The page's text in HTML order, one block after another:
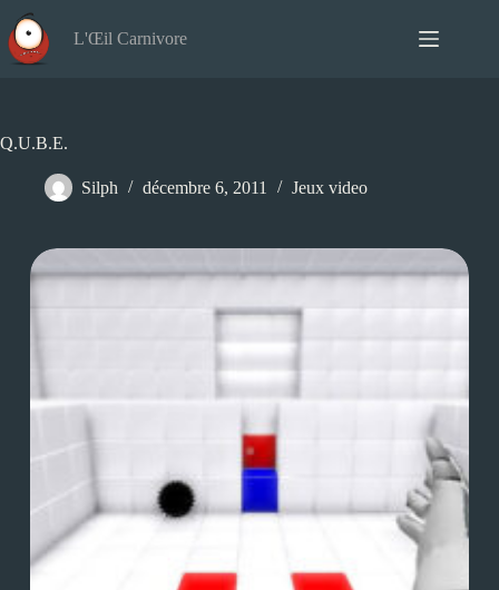
au
contenu
L'Œil Carnivore
Q.U.B.E.
Silph décembre 6, 2011 Jeux video